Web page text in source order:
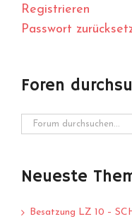
Registrieren
Passwort
Foren
Neueste
Besatzung LZ 10 –